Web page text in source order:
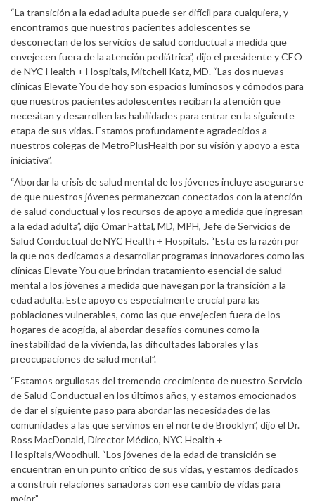
“La transición a la edad adulta puede ser difícil para cualquiera, y
encontramos que nuestros pacientes adolescentes se
desconectan de los servicios de salud conductual a medida que
envejecen fuera de la atención pediátrica”, dijo el presidente y CEO
de NYC Health + Hospitals, Mitchell Katz, MD. “Las dos nuevas
clínicas Elevate You de hoy son espacios luminosos y cómodos para
que nuestros pacientes adolescentes reciban la atención que
necesitan y desarrollen las habilidades para entrar en la siguiente
etapa de sus vidas. Estamos profundamente agradecidos a
nuestros colegas de MetroPlusHealth por su visión y apoyo a esta
iniciativa”.
“Abordar la crisis de salud mental de los jóvenes incluye asegurarse
de que nuestros jóvenes permanezcan conectados con la atención
de salud conductual y los recursos de apoyo a medida que ingresan
a la edad adulta”, dijo Omar Fattal, MD, MPH, Jefe de Servicios de
Salud Conductual de NYC Health + Hospitals. “Esta es la razón por
la que nos dedicamos a desarrollar programas innovadores como las
clínicas Elevate You que brindan tratamiento esencial de salud
mental a los jóvenes a medida que navegan por la transición a la
edad adulta. Este apoyo es especialmente crucial para las
poblaciones vulnerables, como las que envejecien fuera de los
hogares de acogida, al abordar desafíos comunes como la
inestabilidad de la vivienda, las dificultades laborales y las
preocupaciones de salud mental”.
“Estamos orgullosas del tremendo crecimiento de nuestro Servicio
de Salud Conductual en los últimos años, y estamos emocionados
de dar el siguiente paso para abordar las necesidades de las
comunidades a las que servimos en el norte de Brooklyn”, dijo el Dr.
Ross MacDonald, Director Médico, NYC Health +
Hospitals/Woodhull. “Los jóvenes de la edad de transición se
encuentran en un punto crítico de sus vidas, y estamos dedicados
a construir relaciones sanadoras con ese cambio de vidas para